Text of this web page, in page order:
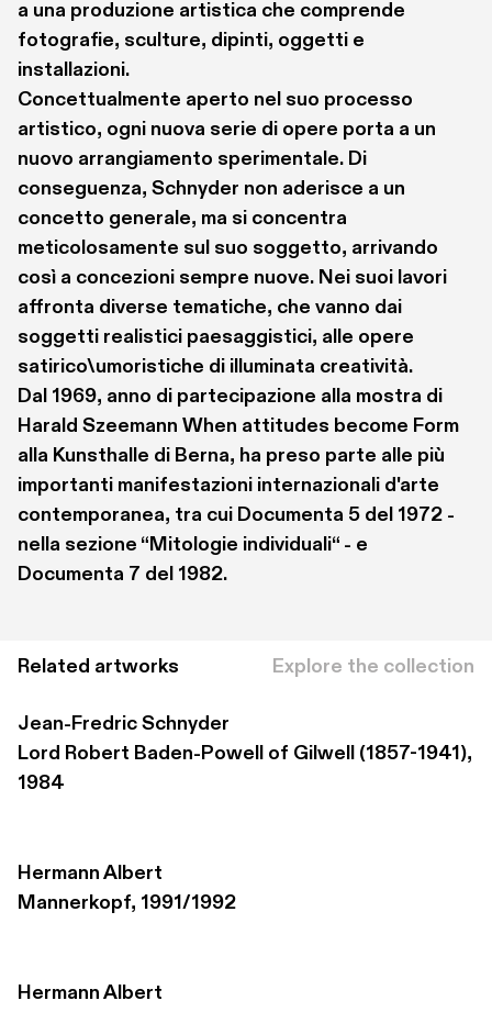
a una produzione artistica che comprende
fotografie, sculture, dipinti, oggetti e
installazioni.
Concettualmente aperto nel suo processo
artistico, ogni nuova serie di opere porta a un
nuovo arrangiamento sperimentale. Di
conseguenza, Schnyder non aderisce a un
concetto generale, ma si concentra
meticolosamente sul suo soggetto, arrivando
così a concezioni sempre nuove. Nei suoi lavori
affronta diverse tematiche, che vanno dai
soggetti realistici paesaggistici, alle opere
satirico\umoristiche di illuminata creatività.
Dal 1969, anno di partecipazione alla mostra di
Harald Szeemann When attitudes become Form
alla Kunsthalle di Berna, ha preso parte alle più
importanti manifestazioni internazionali d'arte
contemporanea, tra cui Documenta 5 del 1972 -
nella sezione “Mitologie individuali“ - e
Documenta 7 del 1982.
Related artworks Explore the collection
Jean-Fredric Schnyder
Lord Robert Baden-Powell of Gilwell (1857-1941),
1984
Hermann Albert
Mannerkopf, 1991/1992
Hermann Albert